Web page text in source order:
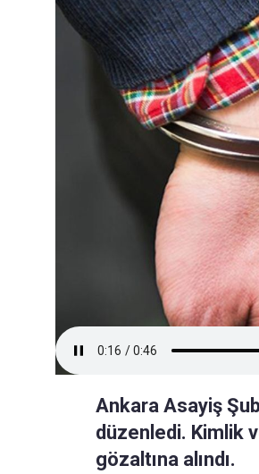
Ankara Asayiş
düzenledi. Kimlik
gözaltına alındı.